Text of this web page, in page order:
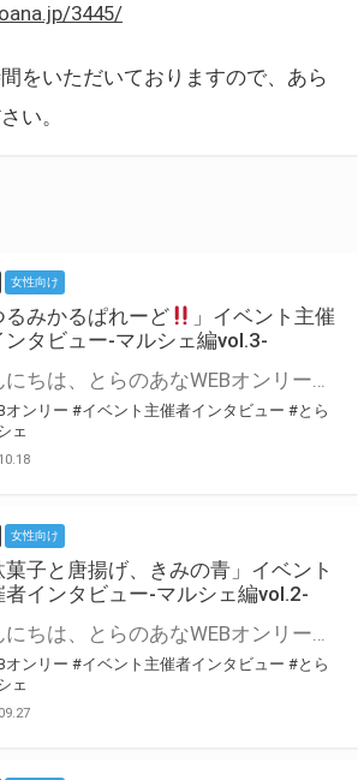
3445/
をいただいておりますので、あら
い。
女性向け
るみかるぱれーど
」イベント主催
ンタビュー-マルシェ編vol.3-
こんにちは、とらのあなWEBオンリー運営スタッフです。 新たにお届けする、イベント主催者インタビュー-マルシェ編-は、 とらのあなWEBオンリー「マルシェ」をご利用した主催様に 「マルシェ」を使って開催した感想や心がけをお聞きする企画です。 今回は、WEBオンリー初開催「つるみかるぱれーど
オンリー #イベント主催者インタビュー #とら
ェ
女性向け
菓子と唐揚げ、きみの青」イベント
者インタビュー-マルシェ編vol.2-
こんにちは、とらのあなWEBオンリー運営スタッフです。 新たにお届けする、イベント主催者インタビュー-マルシェ編-は、 とらのあなWEBオンリー「マルシェ」をご利用の主催様に 「マルシェ」を使ってイベントを開催した感想や心がけをお聞きする企画です。 今回は、WEBオンリー初開催「駄菓子と唐揚げ、きみの青」より、 主催のぎこ六屋様にお話を伺いました。 協力：ぎこ六屋様／イベント公式Twitter（@krkgwks） とらのあなWEBオンリー「マルシェ」とは？ WEBオンリーでリアルタイムでコミュニケーションがとれるオンライン会場です。
オンリー #イベント主催者インタビュー #とら
ェ